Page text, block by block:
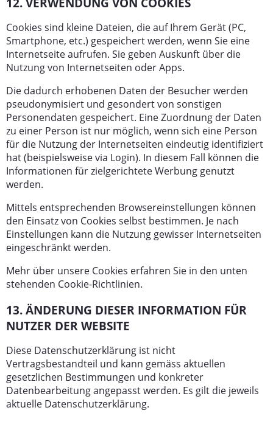
Cookies sind kleine Dateien, die auf Ihrem Gerät (PC,
Smartphone, etc.) gespeichert werden, wenn Sie eine
Internetseite aufrufen. Sie geben Auskunft über die
Nutzung von Internetseiten oder Apps.
Die dadurch erhobenen Daten der Besucher werden
pseudonymisiert und gesondert von sonstigen
Personendaten gespeichert. Eine Zuordnung der Daten
zu einer Person ist nur möglich, wenn sich eine Person
für die Nutzung der Internetseiten eindeutig identifiziert
hat (beispielsweise via Login). In diesem Fall können die
Informationen für zielgerichtete Werbung genutzt
werden.
Mittels entsprechenden Browsereinstellungen können
den Einsatz von Cookies selbst bestimmen. Je nach
Einstellungen kann die Nutzung gewisser Internetseiten
eingeschränkt werden.
Mehr über unsere Cookies erfahren Sie in den unten
stehenden Cookie-Richtlinien.
13. ÄNDERUNG DIESER INFORMATION FÜR
NUTZER DER WEBSITE
Diese Datenschutzerklärung ist nicht
Vertragsbestandteil und kann gemäss aktuellen
gesetzlichen Bestimmungen und konkreter
Datenbearbeitung angepasst werden. Es gilt die jeweils
aktuelle Datenschutzerklärung.